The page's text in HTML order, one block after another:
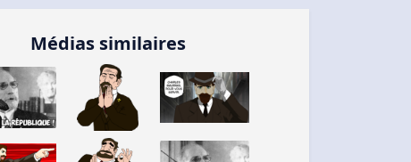
Médias similaires